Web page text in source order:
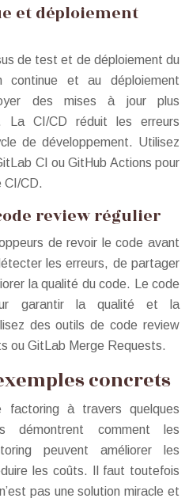
et déploiement
de test et de déploiement du
continue et au déploiement
des mises à jour plus
La CI/CD réduit les erreurs
de développement. Utilisez
CI ou GitHub Actions pour
CI/CD.
review régulier
de revoir le code avant
les erreurs, de partager
la qualité du code. Le code
garantir la qualité et la
des outils de code review
ou GitLab Merge Requests.
concrets
factoring à travers quelques
démontrent comment les
peuvent améliorer les
les coûts. Il faut toutefois
pas une solution miracle et